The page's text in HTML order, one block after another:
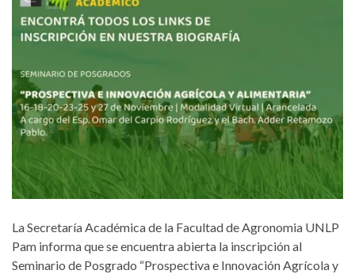
La Secretaría Académica de la Facultad de Agronomia UNLP
Pam informa que se encuentra abierta la inscripción al
Seminario de Posgrado “Prospectiva e Innovación Agrícola y